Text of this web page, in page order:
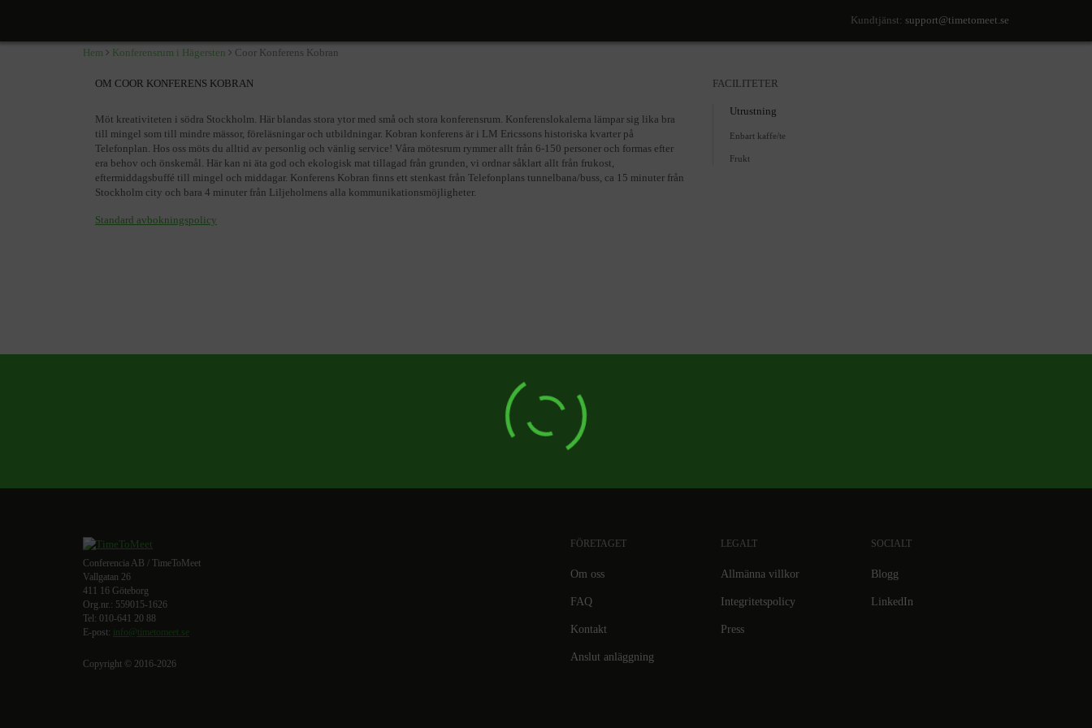
Kundtjänst: support@timetomeet.se
Hem
Konferensrum i Hägersten Coor Konferens Kobran
OM COOR KONFERENS KOBRAN
Möt kreativiteten i södra Stockholm. Här blandas stora ytor med små och stora konferensrum. Konferenslokalerna lämpar sig lika bra
till mingel som till mindre mässor, föreläsningar och utbildningar. Kobran konferens är i LM Ericssons historiska kvarter på
Telefonplan. Hos oss möts du alltid av personlig och vänlig service! Våra mötesrum rymmer allt från 6-150 personer och formas efter
era behov och önskemål. Här kan ni äta god och ekologisk mat tillagad från grunden, vi ordnar såklart allt från frukost,
eftermiddagsbuffé till mingel och middagar. Konferens Kobran finns ett stenkast från Telefonplans tunnelbana/buss, ca 15 minuter från
Stockholm city och bara 4 minuter från Liljeholmens alla kommunikationsmöjligheter.
Standard avbokningspolicy
FACILITETER
Utrustning
Enbart kaffe/te
Frukt
Conferencia AB / TimeToMeet
Vallgatan 26
411 16 Göteborg
Org.nr.: 559015-1626
Tel: 010-641 20 88
E-post: info@timetomeet.se
Copyright © 2016-2026
FÖRETAGET
Om oss
FAQ
Kontakt
Anslut anläggning
LEGALT
Allmänna villkor
Integritetspolicy
Press
SOCIALT
Blogg
LinkedIn